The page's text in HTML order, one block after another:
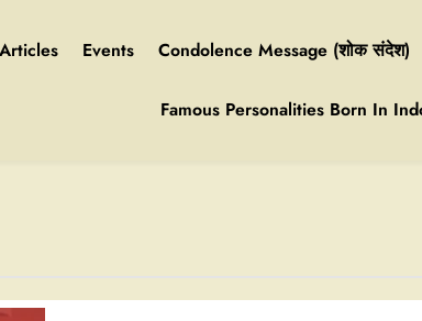
Articles Events Condolence Message (शोक संदेश)
Famous Personalities Born In